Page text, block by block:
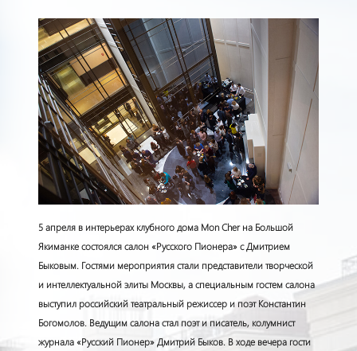
5 апреля в интерьерах клубного дома Mon Cherна Большой
Якиманке состоялся салон «Русского Пионера» с Дмитрием
Быковым. Гостями мероприятия стали представители творческой
и интеллектуальной элиты Москвы, а специальным гостем салона
выступил российский театральный режиссер и поэт Константин
Богомолов. Ведущим салона стал поэт и писатель, колумнист
журнала «Русский Пионер» Дмитрий Быков. В ходе вечера гости